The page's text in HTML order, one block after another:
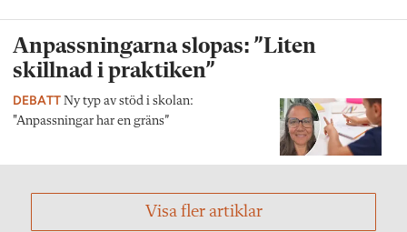
Anpassningarna slopas: ”Liten
skillnad i praktiken”
DEBATT Ny typ av stöd i skolan:
"Anpassningar har en gräns”
Visa fler artiklar